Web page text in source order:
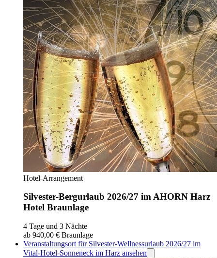
Hotel-Arrangement
Silvester-Bergurlaub 2026/27 im AHORN Harz
Hotel Braunlage
4 Tage und 3 Nächte
ab 940,00 € Braunlage
Veranstaltungsort für Silvester-Wellnessurlaub 2026/27 im
Vital-Hotel-Sonneneck im Harz ansehen